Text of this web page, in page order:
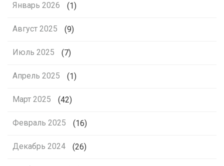
Январь 2026 (1)
Август 2025 (9)
Июль 2025 (7)
Апрель 2025 (1)
Март 2025 (42)
Февраль 2025 (16)
Декабрь 2024 (26)